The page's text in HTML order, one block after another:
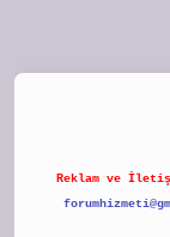
Reklam ve